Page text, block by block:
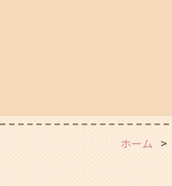
ホーム